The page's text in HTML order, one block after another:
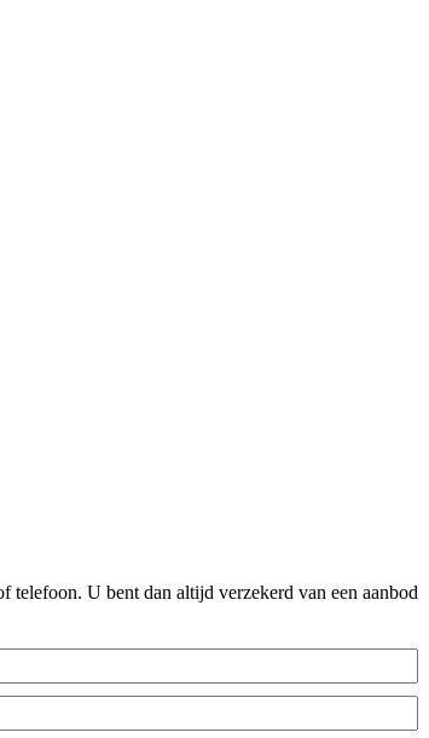
telefoon. U bent dan altijd verzekerd van een aanbod